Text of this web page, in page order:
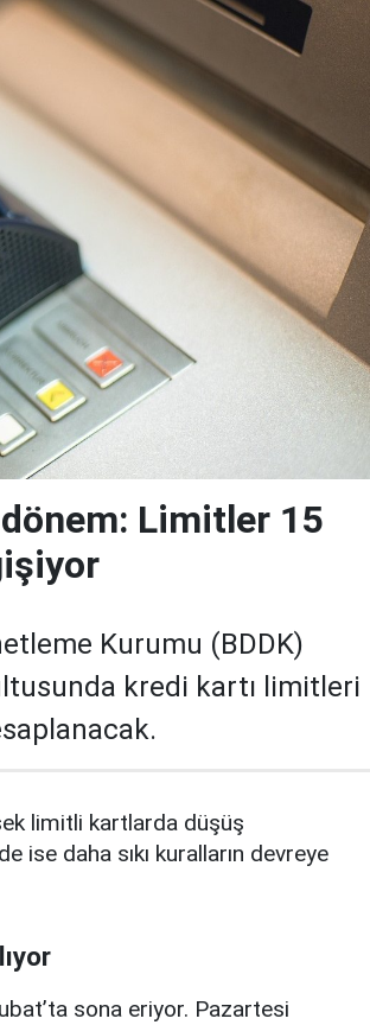
Limitler 15
Kurumu (BDDK)
kredi kartı limitleri
limitli kartlarda düşüş
ise daha sıkı kuralların devreye
sona eriyor. Pazartesi